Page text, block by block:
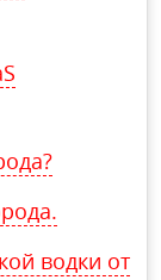
водки от